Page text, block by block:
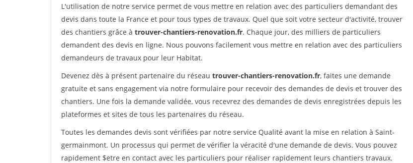
L'utilisation de notre service permet de vous mettre en relation avec des particuliers demandant des
devis dans toute la France et pour tous types de travaux. Quel que soit votre secteur d'activité, trouver
des chantiers grâce à trouver-chantiers-renovation.fr. Chaque jour, des milliers de particuliers
demandent des devis en ligne. Nous pouvons facilement vous mettre en relation avec des particuliers
demandeurs de travaux pour leur Habitat.
Devenez dès à présent partenaire du réseau trouver-chantiers-renovation.fr, faites une demande
gratuite et sans engagement via notre formulaire pour recevoir des demandes de devis et trouver des
chantiers. Une fois la demande validée, vous recevrez des demandes de devis enregistrées depuis les
plateformes et sites de tous les partenaires du réseau.
Toutes les demandes devis sont vérifiées par notre service Qualité avant la mise en relation à Saint-
germainmont. Un processus qui permet de vérifier la véracité d'une demande de devis. Vous pouvez
rapidement $etre en contact avec les particuliers pour réaliser rapidement leurs chantiers travaux.